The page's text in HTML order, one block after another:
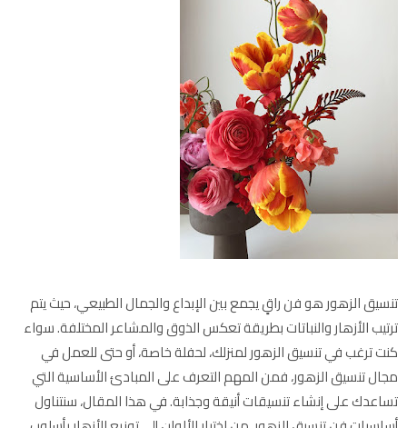
تنسيق الزهور هو فن راقٍ يجمع بين الإبداع والجمال الطبيعي، حيث يتم
ترتيب الأزهار والنباتات بطريقة تعكس الذوق والمشاعر المختلفة. سواء
كنت ترغب في تنسيق الزهور لمنزلك، لحفلة خاصة، أو حتى للعمل في
مجال تنسيق الزهور، فمن المهم التعرف على المبادئ الأساسية التي
تساعدك على إنشاء تنسيقات أنيقة وجذابة. في هذا المقال، سنتناول